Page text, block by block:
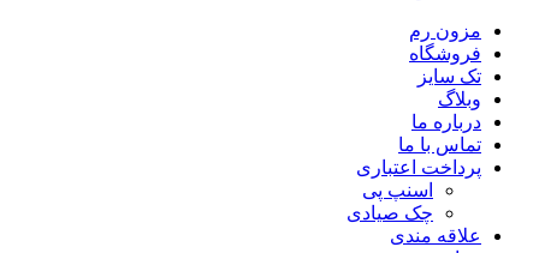
مزون رم
فروشگاه
تک سایز
وبلاگ
درباره ما
تماس با ما
پرداخت اعتباری
اسنپ پی
چک صیادی
علاقه مندی